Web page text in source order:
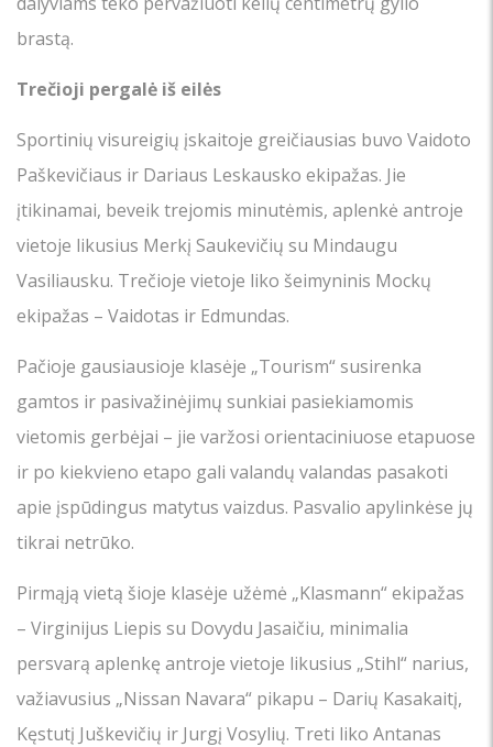
brastą.
Trečioji pergalė iš eilės
Sportinių visureigių įskaitoje greičiausias buvo Vaidoto
Paškevičiaus ir Dariaus Leskausko ekipažas. Jie
įtikinamai, beveik trejomis minutėmis, aplenkė antroje
vietoje likusius Merkį Saukevičių su Mindaugu
Vasiliausku. Trečioje vietoje liko šeimyninis Mockų
ekipažas – Vaidotas ir Edmundas.
Pačioje gausiausioje klasėje „Tourism“ susirenka
gamtos ir pasivažinėjimų sunkiai pasiekiamomis
vietomis gerbėjai – jie varžosi orientaciniuose etapuose
ir po kiekvieno etapo gali valandų valandas pasakoti
apie įspūdingus matytus vaizdus. Pasvalio apylinkėse jų
tikrai netrūko.
Pirmąją vietą šioje klasėje užėmė „Klasmann“ ekipažas
– Virginijus Liepis su Dovydu Jasaičiu, minimalia
persvarą aplenkę antroje vietoje likusius „Stihl“ narius,
važiavusius „Nissan Navara“ pikapu – Darių Kasakaitį,
Kęstutį Juškevičių ir Jurgį Vosylių. Treti liko Antanas